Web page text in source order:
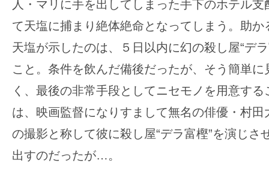
人・マリに手を出してしまった手下のホテル
て天塩に捕まり絶体絶命となってしまう。助
天塩が示したのは、５日以内に幻の殺し屋“デ
こと。条件を飲んだ備後だったが、そう簡単に
く、最後の非常手段としてニセモノを用意す
は、映画監督になりすまして無名の俳優・村
の撮影と称して彼に殺し屋“デラ富樫”を演じさ
出すのだったが…。